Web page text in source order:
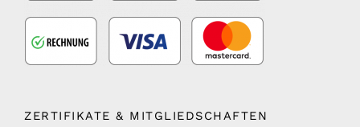
ZERTIFIKATE & MITGLIEDSCHAFTEN